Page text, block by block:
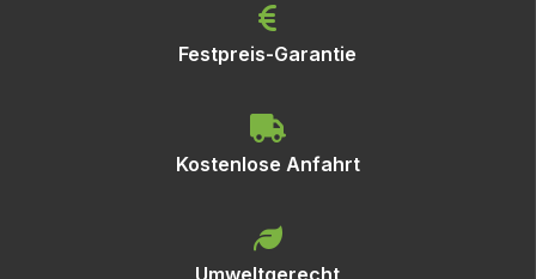
Festpreis-Garantie
Kostenlose Anfahrt
Umweltgerecht